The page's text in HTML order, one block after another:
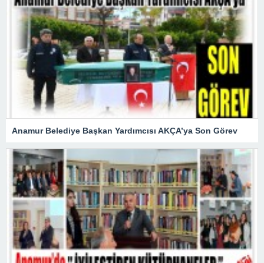
Anamur Belediye Başkan Yardımcısı AKÇA’ya Son Görev